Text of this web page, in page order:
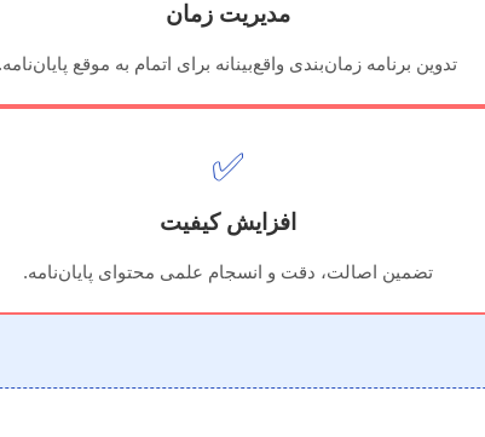
مدیریت زمان
تدوین برنامه زمان‌بندی واقع‌بینانه برای اتمام به موقع پایان‌نامه.
✅
افزایش کیفیت
تضمین اصالت، دقت و انسجام علمی محتوای پایان‌نامه.